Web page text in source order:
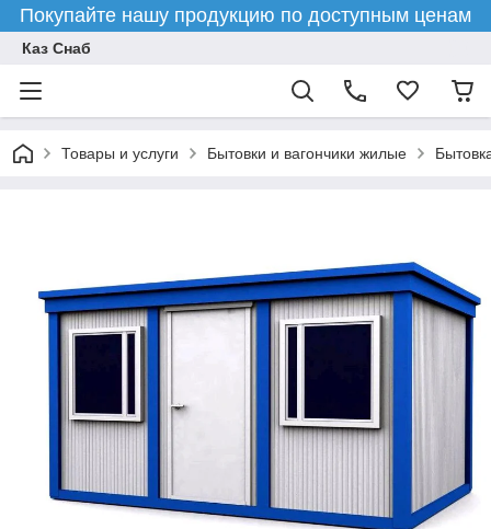
Покупайте нашу продукцию по доступным ценам
Каз Снаб
Товары и услуги Бытовки и вагончики жилые